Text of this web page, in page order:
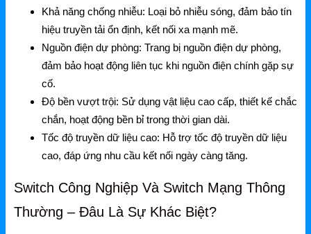
Grandstream
Grandstream Router
Grandstream WiFi
Grandstream Tổng Đài
Grandstream Thiết bị Hội Nghị
DLink
DLink Router
Khả năng chống nhiễu: Loại bỏ nhiễu sóng, đảm bảo tín
hiệu truyền tải ổn định, kết nối xa mạnh mẽ.
Nguồn điện dự phòng: Trang bị nguồn điện dự phòng,
đảm bảo hoạt động liên tục khi nguồn điện chính gặp sự
cố.
Độ bền vượt trội: Sử dụng vật liệu cao cấp, thiết kế chắc
chắn, hoạt động bền bỉ trong thời gian dài.
Tốc độ truyền dữ liệu cao: Hỗ trợ tốc độ truyền dữ liệu
cao, đáp ứng nhu cầu kết nối ngày càng tăng.
Switch Công Nghiệp Và Switch Mạng Thông
Thường – Đâu Là Sự Khác Biệt?